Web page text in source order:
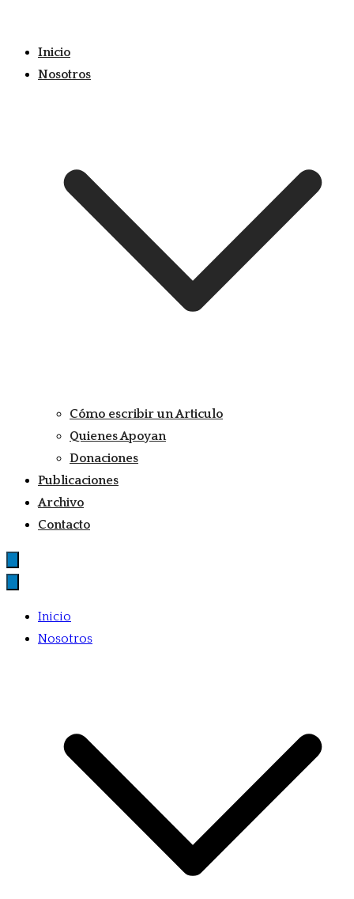
content
Inicio
Nosotros
Cómo escribir un Articulo
Quienes Apoyan
Donaciones
Publicaciones
Archivo
Contacto
Inicio
Nosotros